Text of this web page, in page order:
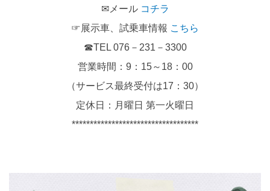
✉メール コチラ
☞展示車、試乗車情報 こちら
☎TEL 076－231－3300
営業時間：9：15～18：00
（サービス最終受付は17：30）
定休日：月曜日 第一火曜日
***********************************